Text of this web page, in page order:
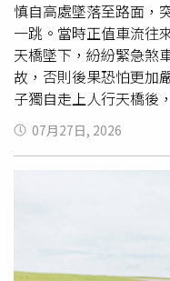
慎自高處墜落至路面，
一跳。當時正值車流往
天橋墜下，紛紛緊急煞
故，否則後果恐怕更加
子獨自走上人行天橋後
道路中央，整個過程發
警求助，而事故地點恰
勤員警聽見巨大聲響後
即實施交通管制並疏導
折，但意識仍相當清楚
家屬了解情況後，家屬
07月27日, 2026